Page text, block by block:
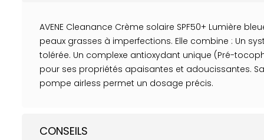
AVENE Cleanance Crème solaire SPF50+ Lumière
peaux grasses à imperfections. Elle combine : Un
tolérée. Un complexe antioxydant unique (Pré-
pour ses propriétés apaisantes et adoucissantes.
pompe airless permet un dosage précis.
CONSEILS